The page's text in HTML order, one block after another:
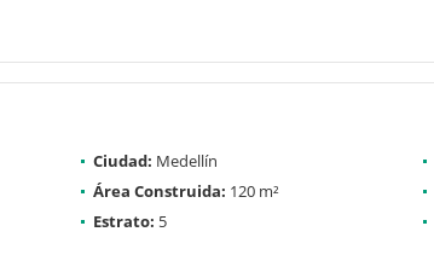
Ciudad: Medellín
Área Construida: 120 m²
Estrato: 5